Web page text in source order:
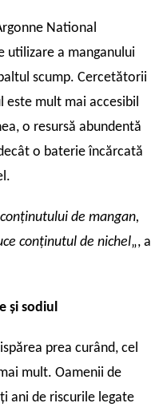
National
utilizare a manganului
scump. Cercetătorii
este mult mai accesibil
o resursă abundentă
o baterie încărcată
de mangan,
conținutul de nichel„, a
și sodiul
prea curând, cel
mult. Oamenii de
ani de riscurile legate